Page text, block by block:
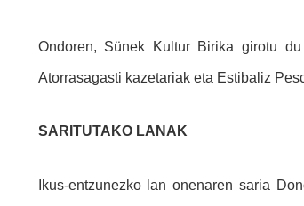
Ondoren, Sünek Kultur Birika girotu
Atorrasagasti kazetariak eta Estibaliz
SARITUTAKO LANAK
Ikus-entzunezko lan onenaren saria